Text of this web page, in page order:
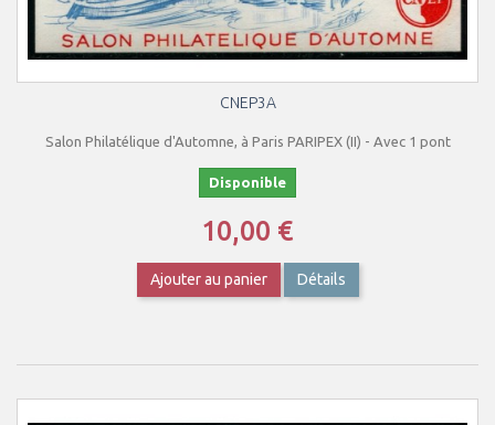
CNEP3A
Salon Philatélique d'Automne, à Paris PARIPEX (II) - Avec 1 pont
Disponible
10,00 €
Ajouter au panier Détails